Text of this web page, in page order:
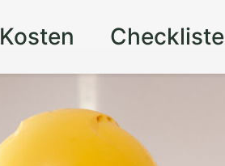
Kosten Checkliste